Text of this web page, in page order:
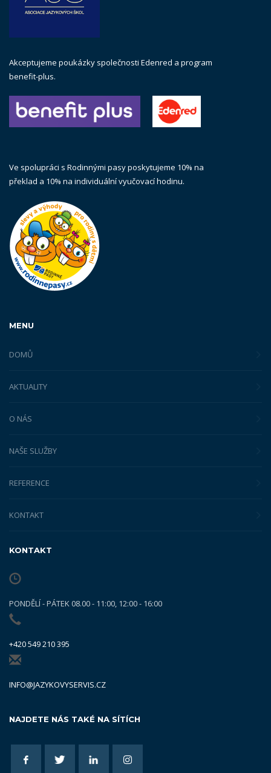
Akceptujeme poukázky společnosti Edenred a program
benefit-plus.
Ve spolupráci s Rodinnými pasy poskytujeme 10% na
překlad a 10% na individuální vyučovací hodinu.
MENU
DOMŮ
AKTUALITY
O NÁS
NAŠE SLUŽBY
REFERENCE
KONTAKT
KONTAKT
PONDĚLÍ - PÁTEK 08.00 - 11:00, 12:00 - 16:00
+420 549 210 395
INFO@JAZYKOVYSERVIS.CZ
NAJDETE NÁS TAKÉ NA SÍTÍCH